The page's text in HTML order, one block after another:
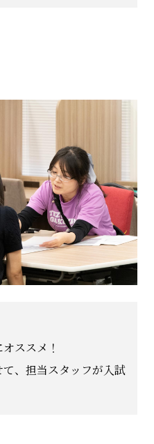
ススメ！
、担当スタッフが入試